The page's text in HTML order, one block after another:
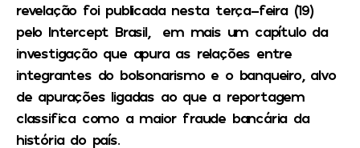
revelação foi publicada nesta terça-feira (19)
pelo Intercept Brasil, em mais um capítulo da
investigação que apura as relações entre
integrantes do bolsonarismo e o banqueiro, alvo
de apurações ligadas ao que a reportagem
classifica como a maior fraude bancária da
história do país.